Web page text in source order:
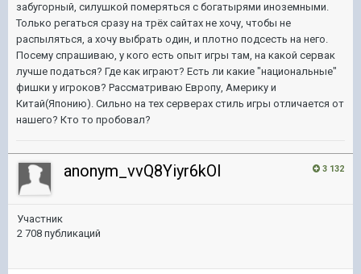
забугорный, силушкой померяться с богатырями иноземными.
Только регаться сразу на трёх сайтах не хочу, чтобы не
распыляться, а хочу выбрать один, и плотно подсесть на него.
Посему спрашиваю, у кого есть опыт игры там, на какой сервак
лучше податься? Где как играют? Есть ли какие "национальные"
фишки у игроков? Рассматриваю Европу, Америку и
Китай(Японию). Сильно на тех серверах стиль игры отличается от
нашего? Кто то пробовал?
3 132
anonym_vvQ8Yiyr6kOI
Участник
2 708 публикаций